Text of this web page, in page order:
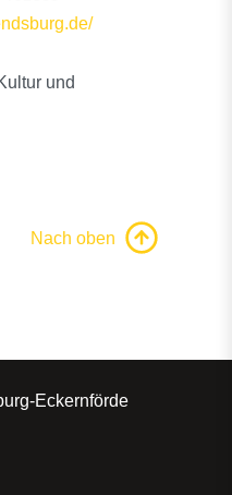
und
Nach oben
Eckernförde